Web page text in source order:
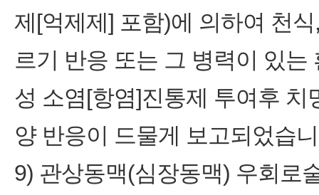
제[억제제] 포함)에 의하여 천
르기 반응 또는 그 병력이 있
성 소염[항염]진통제 투여후
양 반응이 드물게 보고되었습
9) 관상동맥(심장동맥) 우회로